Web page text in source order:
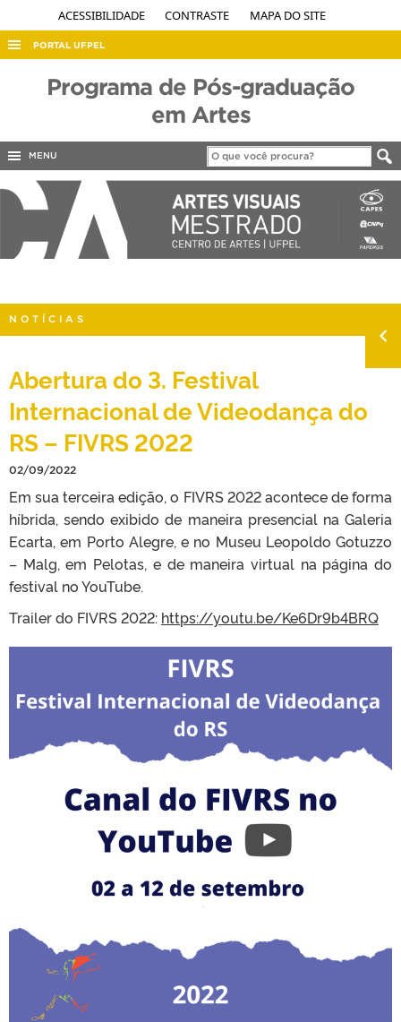
ACESSIBILIDADE CONTRASTE MAPA DO SITE
PORTAL UFPEL
EDITAIS
INTERNACIONAL
OUVIDORIA
TELEFONES
Programa de Pós-graduação
em Artes
MENU
NOTÍCIAS
Abertura do 3. Festival
Internacional de Videodança do
RS – FIVRS 2022
02/09/2022
Em sua terceira edição, o FIVRS 2022 acontece de forma
híbrida, sendo exibido de maneira presencial na Galeria
Ecarta, em Porto Alegre, e no Museu Leopoldo Gotuzzo
– Malg, em Pelotas, e de maneira virtual na página do
festival no YouTube.
Trailer do FIVRS 2022: https://youtu.be/Ke6Dr9b4BRQ